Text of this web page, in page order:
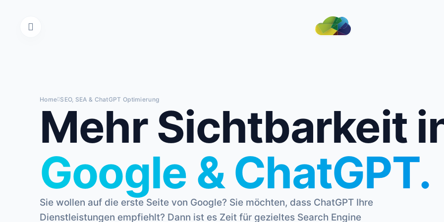
Home SEO, SEA & ChatGPT Optimierung
Mehr Sichtbarkeit
Google & ChatGPT.
Sie wollen auf die erste Seite von Google? Sie möchten, dass ChatGPT Ihre
Dienstleistungen empfiehlt? Dann ist es Zeit für gezieltes Search Engine